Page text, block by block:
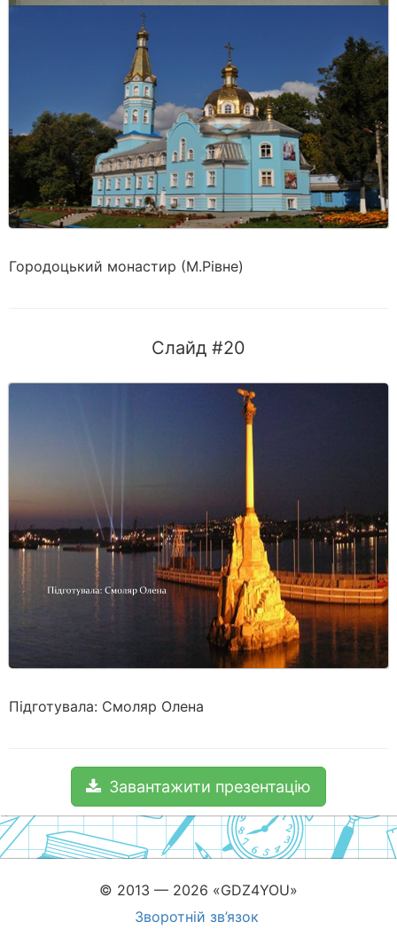
Городоцький монастир (М.Рівне)
Слайд #20
Підготувала: Смоляр Олена
Завантажити презентацію
© 2013 — 2026 «GDZ4YOU»
Зворотній зв’язок